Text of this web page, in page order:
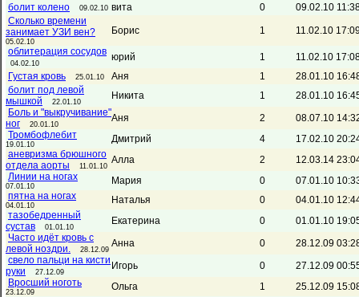
болит колено 09.02.10 вита 0
09.02.10
Сколько времени
занимает УЗИ вен?
05.02.10
Борис 1
11.02.10
облитерация сосудов
04.02.10
юрий 1
11.02.10
Густая кровь
25.01.10 Аня 1
28.01.10
болит под левой
мышкой
22.01.10
Никита 1
28.01.10
Боль и "выкручивание"
ног
20.01.10
Аня 2
08.07.10
Тромбофлебит
19.01.10 Дмитрий 4
17.02.10
аневризма брюшного
отдела аорты
11.01.10
Алла 2
12.03.14
Линии на ногах
07.01.10 Мария 0
07.01.10
пятна на ногах
04.01.10 Наталья 0
04.01.10
тазобедренный
сустав
01.01.10
Екатерина 0
01.01.10
Часто идёт кровь с
левой ноздри.
28.12.09
Анна 0
28.12.09
свело пальци на кисти
руки
27.12.09
Игорь 0
27.12.09
Вросший ноготь
23.12.09 Ольга 1
25.12.09